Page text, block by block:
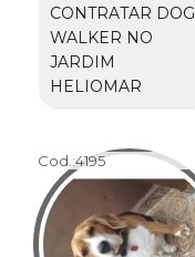
CONTRATAR DOG
WALKER NO
JARDIM
HELIOMAR
Cod.:4195